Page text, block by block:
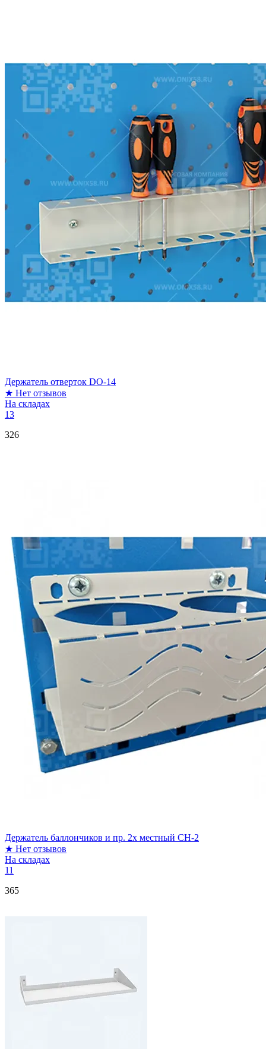
Держатель отверток DO-14
★ Нет отзывов
На складах
13
326
Держатель баллончиков и пр. 2х местный CH-2
★ Нет отзывов
На складах
11
365